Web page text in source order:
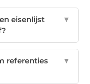
eisenlijst
▼
referenties
▼